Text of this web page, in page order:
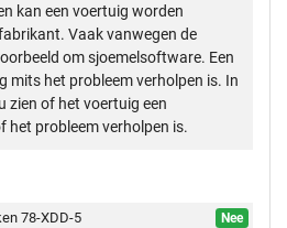
kan een voertuig worden
Vaak vanwegen de
om sjoemelsoftware. Een
mits het probleem verholpen is. In
zien of het voertuig een
het probleem verholpen is.
78-XDD-5
Nee